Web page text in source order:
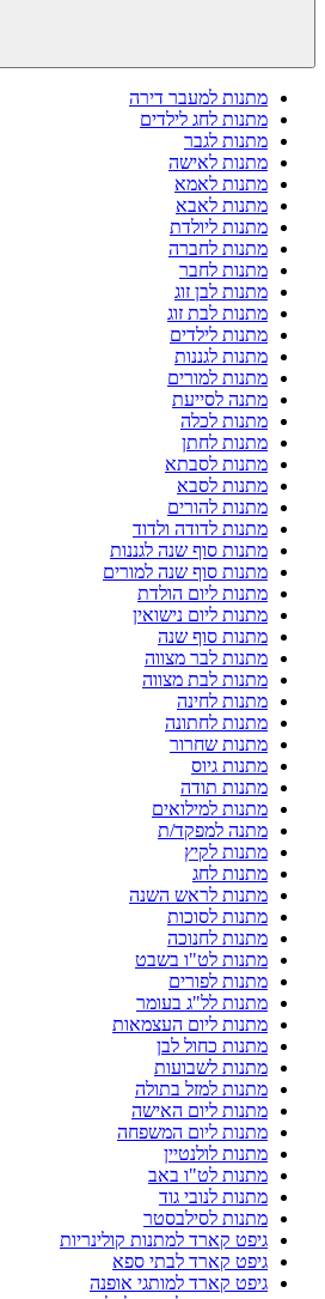
מתנות למעבר דירה
מתנות לחג לילדים
מתנות לגבר
מתנות לאישה
מתנות לאמא
מתנות לאבא
מתנות ליולדת
מתנות לחברה
מתנות לחבר
מתנות לבן זוג
מתנות לבת זוג
מתנות לילדים
מתנות לגננות
מתנות למורים
מתנה לסייעת
מתנות לכלה
מתנות לחתן
מתנות לסבתא
מתנות לסבא
מתנות להורים
מתנות לדודה ולדוד
מתנות סוף שנה לגננות
מתנות סוף שנה למורים
מתנות ליום הולדת
מתנות ליום נישואין
מתנות סוף שנה
מתנות לבר מצווה
מתנות לבת מצווה
מתנות לחינה
מתנות לחתונה
מתנות שחרור
מתנות גיוס
מתנות תודה
מתנות למילואים
מתנה למפקד/ת
מתנות לקיץ
מתנות לחג
מתנות לראש השנה
מתנות לסוכות
מתנות לחנוכה
מתנות לט"ו בשבט
מתנות לפורים
מתנות לל"ג בעומר
מתנות ליום העצמאות
מתנות כחול לבן
מתנות לשבועות
מתנות למזל בתולה
מתנות ליום האישה
מתנות ליום המשפחה
מתנות לולנטיין
מתנות לט"ו באב
מתנות לנובי גוד
מתנות לסילבסטר
גיפט קארד למתנות קולינריות
גיפט קארד לבתי ספא
גיפט קארד למותגי אופנה